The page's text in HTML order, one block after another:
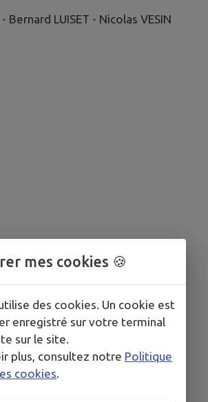
Bernard LUISET - Nicolas VESIN
mes cookies 🍪
des cookies. Un cookie est
enregistré sur votre terminal
sur le site.
plus, consultez notre Politique
cookies